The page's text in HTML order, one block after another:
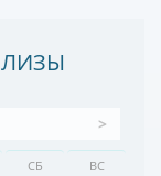
>
СБ ВС